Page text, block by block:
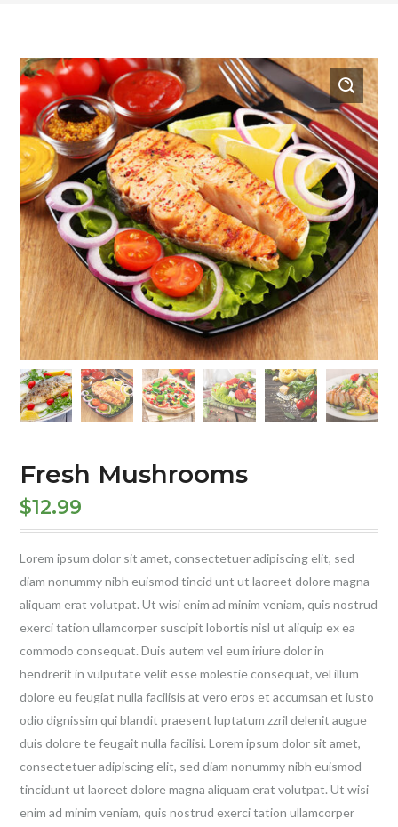
Fresh Mushrooms
$12.99
Lorem ipsum dolor sit amet, consectetuer adipiscing elit, sed
diam nonummy nibh euismod tincid unt ut laoreet dolore magna
aliquam erat volutpat. Ut wisi enim ad minim veniam, quis nostrud
exerci tation ullamcorper suscipit lobortis nisl ut aliquip ex ea
commodo consequat. Duis autem vel eum iriure dolor in
hendrerit in vulputate velit esse molestie consequat, vel illum
dolore eu feugiat nulla facilisis at vero eros et accumsan et iusto
odio dignissim qui blandit praesent luptatum zzril delenit augue
duis dolore te feugait nulla facilisi. Lorem ipsum dolor sit amet,
consectetuer adipiscing elit, sed diam nonummy nibh euismod
tincidunt ut laoreet dolore magna aliquam erat volutpat. Ut wisi
enim ad minim veniam, quis nostrud exerci tation ullamcorper